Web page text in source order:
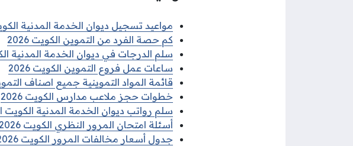
مواعيد تسجيل ديوان الخدمة المدنية الكويت
كم حصة الفرد من التموين الكويت 2026
سلم الدرجات في ديوان الخدمة المدنية
ساعات عمل فروع التموين الكويت 2026
قائمة المواد التموينية جميع اصناف التموين
خطوات حجز ملاعب مدارس الكويت 2026
سلم رواتب ديوان الخدمة المدنية الكويت
أسئلة امتحان المرور النظري الكويت 2026
جدول أسعار مخالفات المرور الكويت 2026